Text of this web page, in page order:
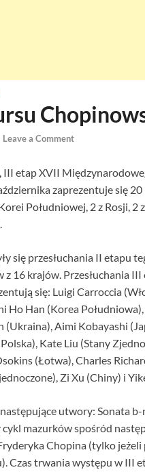
Leave a Comment
etap XVII
zaprezentuje się
Południowej, 2 z Rosji, 2
się przesłuchania II etapu
16 krajów. Przesłuchania
się: Luigi Carroccia
Ho Han (Korea
Aimi Kobayashi
Kate Liu (Stany
(Łotwa), Charles
Zi Xu (Chiny) i
utwory: Sonata
mazurków spośród
Chopina (tylko jeżeli
Czas trwania występu w III